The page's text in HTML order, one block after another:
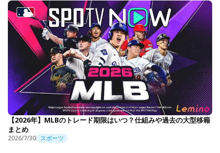
【2026年】MLBのトレード期限はいつ？仕組みや過去の大型移籍
まとめ
2026/7/30 スポーツ